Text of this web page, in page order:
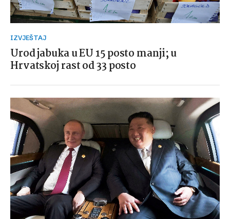
IZVJEŠTAJ
Urod jabuka u EU 15 posto manji; u
Hrvatskoj rast od 33 posto